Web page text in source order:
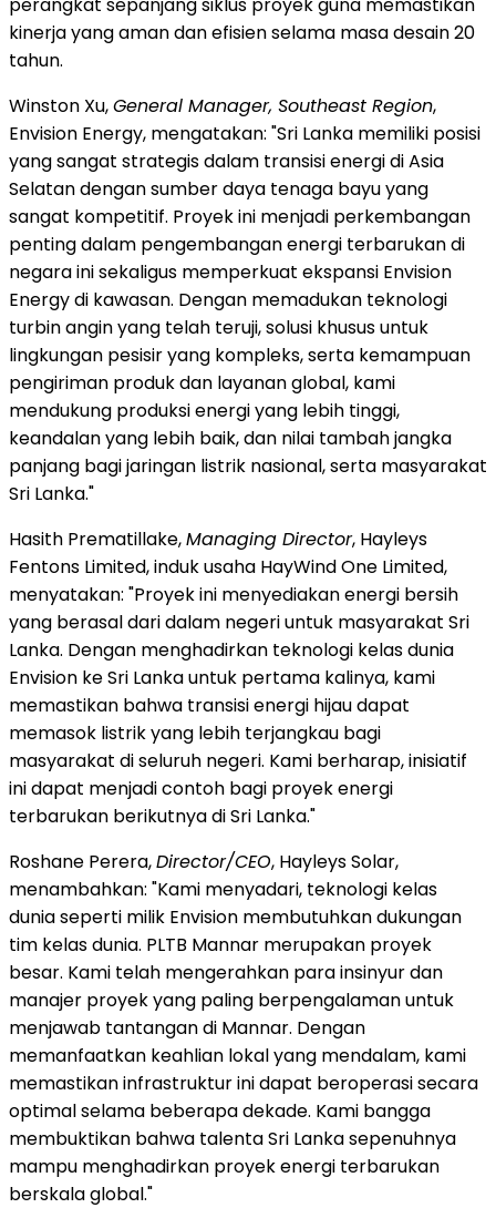
kinerja yang aman dan efisien selama masa desain 20
tahun.
Winston Xu,General Manager, Southeast Region,
Envision Energy, mengatakan: "Sri Lanka memiliki posisi
yang sangat strategis dalam transisi energi di Asia
Selatan dengan sumber daya tenaga bayu yang
sangat kompetitif. Proyek ini menjadi perkembangan
penting dalam pengembangan energi terbarukan di
negara ini sekaligus memperkuat ekspansi Envision
Energy di kawasan. Dengan memadukan teknologi
turbin angin yang telah teruji, solusi khusus untuk
lingkungan pesisir yang kompleks, serta kemampuan
pengiriman produk dan layanan global, kami
mendukung produksi energi yang lebih tinggi,
keandalan yang lebih baik, dan nilai tambah jangka
panjang bagi jaringan listrik nasional, serta masyarakat
Sri Lanka."
Hasith Prematillake,Managing Director, Hayleys
Fentons Limited, induk usaha HayWind One Limited,
menyatakan: "Proyek ini menyediakan energi bersih
yang berasal dari dalam negeri untuk masyarakat Sri
Lanka. Dengan menghadirkan teknologi kelas dunia
Envision ke Sri Lanka untuk pertama kalinya, kami
memastikan bahwa transisi energi hijau dapat
memasok listrik yang lebih terjangkau bagi
masyarakat di seluruh negeri. Kami berharap, inisiatif
ini dapat menjadi contoh bagi proyek energi
terbarukan berikutnya di Sri Lanka."
Roshane Perera,Director/CEO, Hayleys Solar,
menambahkan: "Kami menyadari, teknologi kelas
dunia seperti milik Envision membutuhkan dukungan
tim kelas dunia. PLTB Mannar merupakan proyek
besar. Kami telah mengerahkan para insinyur dan
manajer proyek yang paling berpengalaman untuk
menjawab tantangan di Mannar. Dengan
memanfaatkan keahlian lokal yang mendalam, kami
memastikan infrastruktur ini dapat beroperasi secara
optimal selama beberapa dekade. Kami bangga
membuktikan bahwa talenta Sri Lanka sepenuhnya
mampu menghadirkan proyek energi terbarukan
berskala global."